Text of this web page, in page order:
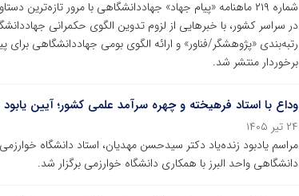
شماره ۲۱۹ ماهنامه «پیام جهاد» جهاددانشگاهی با مرور
در سراسر کشور، با خبرهایی از لزوم تدوین الگوی حکمرانی
رتبه‌بندی «پژوهشگر/فناور» و ارائه الگوی بومی جهاددانشگاهی
برخوردار منتشر شد.
وداع با استاد فرهیخته و چهره سرآمد علمی کشور؛ آیین
۲۴ تیر ۱۴۰۵
مراسم یادبود زنده‌یاد دکتر سیدحسن مهدیان، استاد دانشگاه
دانشگاهی واحد البرز با همکاری دانشگاه خوارزمی برگزار شد.